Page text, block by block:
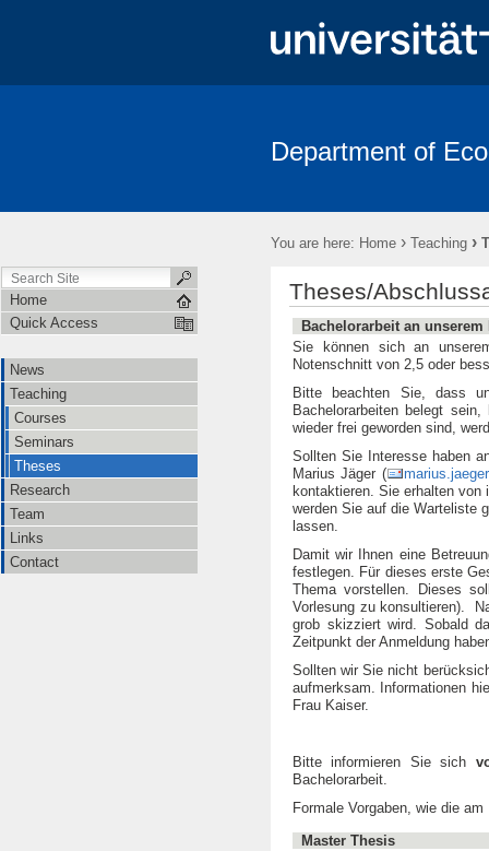
Department of
You are here: Home › Teaching ›
Home
Quick Access
News
Teaching
Courses
Seminars
Theses
Research
Team
Links
Contact
Theses/
Bachelorarbeit an
Sie können sich an
Notenschnitt von 2,5 oder
Bitte beachten Sie, dass
Bachelorarbeiten belegt
wieder frei geworden sind,
Sollten Sie Interesse haben
Marius Jäger (
kontaktieren. Sie erhalten von
werden Sie auf die Warteliste
lassen.
Damit wir Ihnen eine
festlegen. Für dieses erste
Thema vorstellen. Dieses
Vorlesung zu konsultieren).
grob skizziert wird. Sobald
Zeitpunkt der Anmeldung
Sollten wir Sie nicht
aufmerksam. Informationen
Frau Kaiser.
Bitte informieren Sie sich
Bachelorarbeit.
Formale Vorgaben, wie die
Master Thesis